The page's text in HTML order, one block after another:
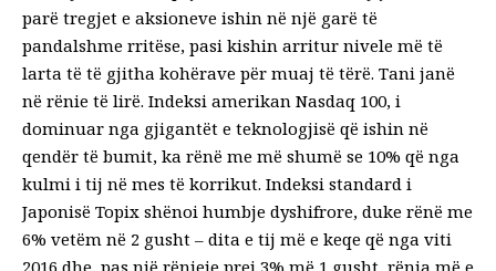
parë tregjet e aksioneve ishin në një garë të
pandalshme rritëse, pasi kishin arritur nivele më të
larta të të gjitha kohërave për muaj të tërë. Tani janë
në rënie të lirë. Indeksi amerikan Nasdaq 100, i
dominuar nga gjigantët e teknologjisë që ishin në
qendër të bumit, ka rënë me më shumë se 10% që nga
kulmi i tij në mes të korrikut. Indeksi standard i
Japonisë Topix shënoi humbje dyshifrore, duke rënë me
6% vetëm në 2 gusht – dita e tij më e keqe që nga viti
2016 dhe, pas një rënieje prej 3% më 1 gusht, rënia më e